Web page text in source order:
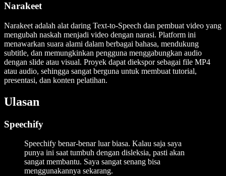
Narakeet
Narakeet adalah alat daring Text-to-Speech dan pembuat video yang
mengubah naskah menjadi video dengan narasi. Platform ini
menawarkan suara alami dalam berbagai bahasa, mendukung
subtitle, dan memungkinkan pengguna menggabungkan audio
dengan slide atau visual. Proyek dapat diekspor sebagai file MP4
atau audio, sehingga sangat berguna untuk membuat tutorial,
presentasi, dan konten pelatihan.
Ulasan
Speechify
Speechify benar-benar luar biasa. Kalau saja saya
punya ini saat tumbuh dengan disleksia, pasti akan
sangat membantu. Saya sangat senang bisa
menggunakannya sekarang.